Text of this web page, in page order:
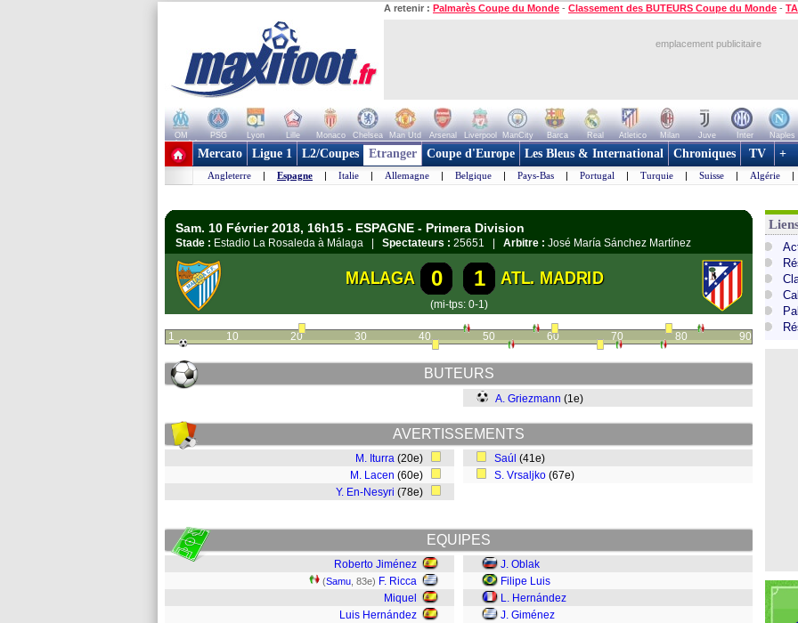
A retenir : Palmarès Coupe du Monde - Classement des BUTEURS Coupe du Monde -
emplacement publicitaire
OM PSG Lyon Lille Monaco Chelsea Man Utd Arsenal Liverpool ManCity Barca Real Atletico Milan Juve Inter Naples
+ de clubs
Mercato Ligue 1 L2/Coupes Etranger Coupe d'Europe Les Bleus & International Chroniques TV +
Angleterre | Espagne | Italie | Allemagne | Belgique | Pays-Bas | Portugal | Turquie | Suisse | Algérie |
Sam. 10 Février 2018, 16h15 - ESPAGNE - Primera Division
Stade : Estadio La Rosaleda à Málaga | Spectateurs : 25651 | Arbitre : José María Sánchez Martínez
MALAGA 0 1 ATL. MADRID
(mi-tps: 0-1)
1 10 20 30 40 50 60 70 80 90
BUTEURS
A. Griezmann (1e)
AVERTISSEMENTS
M. Iturra (20e)
M. Lacen (60e)
Y. En-Nesyri (78e)
Saúl (41e)
S. Vrsaljko (67e)
EQUIPES
Roberto Jiménez
(Samu , 83e) F. Ricca
Miquel
Luis Hernández
J. Oblak
Filipe Luis
L. Hernández
J. Giménez